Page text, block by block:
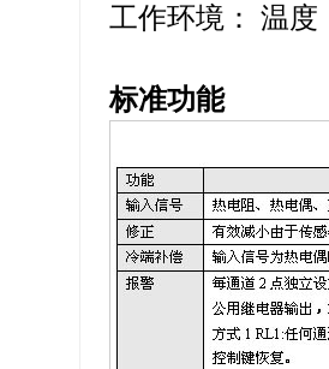
工作环境： 温
标准功能